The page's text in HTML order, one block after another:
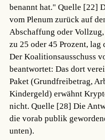
benannt hat."Quelle [22]
vom Plenum zurück auf
Abschaffung oder
zu 25 oder 45 Prozent,
Der Koalitionsausschuss
beantwortet: Das dort
Paket (Grundfreibetrag,
Kindergeld) erwähnt
nicht.Quelle [28] Die
die vorab publik
unten).